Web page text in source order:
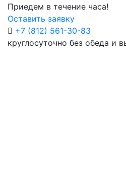
Приедем в течение часа!
Оставить заявку
+7 (812) 561-30-83
круглосуточно без обеда и